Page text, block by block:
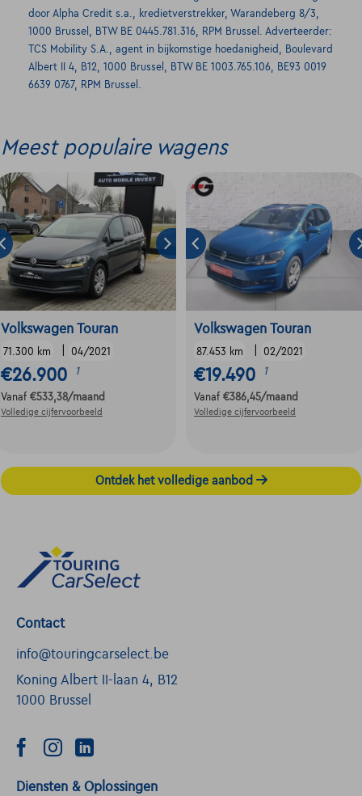
door Alpha Credit s.a., kredietverstrekker, Warandeberg 8/3,
1000 Brussel, BTW BE 0445.781.316, RPM Brussel. Adverteerder:
TCS Mobility S.A., agent in bijkomstige hoedanigheid, Boulevard
Albert II 4, B12, 1000 Brussel, BTW BE 1003.765.106, BE93 0019
6639 0767, RPM Brussel.
Meest populaire wagens
Volkswagen Touran
71.300 km 04/2021
€26.900 1
Vanaf €533,38/maand
Volledige cijfervoorbeeld
Volkswagen Touran
87.453 km 02/2021
€19.490 1
Vanaf €386,45/maand
Volledige cijfervoorbeeld
Ontdek het volledige aanbod
Contact
info@touringcarselect.be
Koning Albert II-laan 4, B12
1000 Brussel
Diensten & Oplossingen